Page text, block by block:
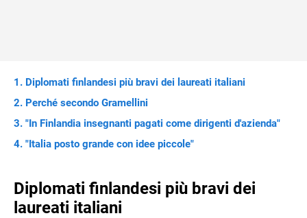
Diplomati finlandesi più bravi dei laureati italiani
Perché secondo Gramellini
"In Finlandia insegnanti pagati come dirigenti d'azienda"
"Italia posto grande con idee piccole"
Diplomati finlandesi più bravi dei
laureati italiani